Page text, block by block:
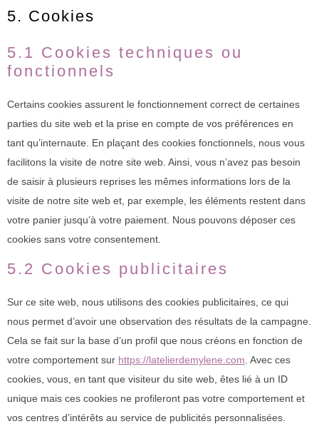
5. Cookies
5.1 Cookies techniques ou
fonctionnels
Certains cookies assurent le fonctionnement correct de certaines
parties du site web et la prise en compte de vos préférences en
tant qu’internaute. En plaçant des cookies fonctionnels, nous vous
facilitons la visite de notre site web. Ainsi, vous n’avez pas besoin
de saisir à plusieurs reprises les mêmes informations lors de la
visite de notre site web et, par exemple, les éléments restent dans
votre panier jusqu’à votre paiement. Nous pouvons déposer ces
cookies sans votre consentement.
5.2 Cookies publicitaires
Sur ce site web, nous utilisons des cookies publicitaires, ce qui
nous permet d’avoir une observation des résultats de la campagne.
Cela se fait sur la base d’un profil que nous créons en fonction de
votre comportement sur https://latelierdemylene.com . Avec ces
cookies, vous, en tant que visiteur du site web, êtes lié à un ID
unique mais ces cookies ne profileront pas votre comportement et
vos centres d’intérêts au service de publicités personnalisées.